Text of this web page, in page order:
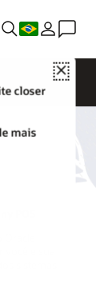
Close
closer
mais
POS
e sua
sistemas